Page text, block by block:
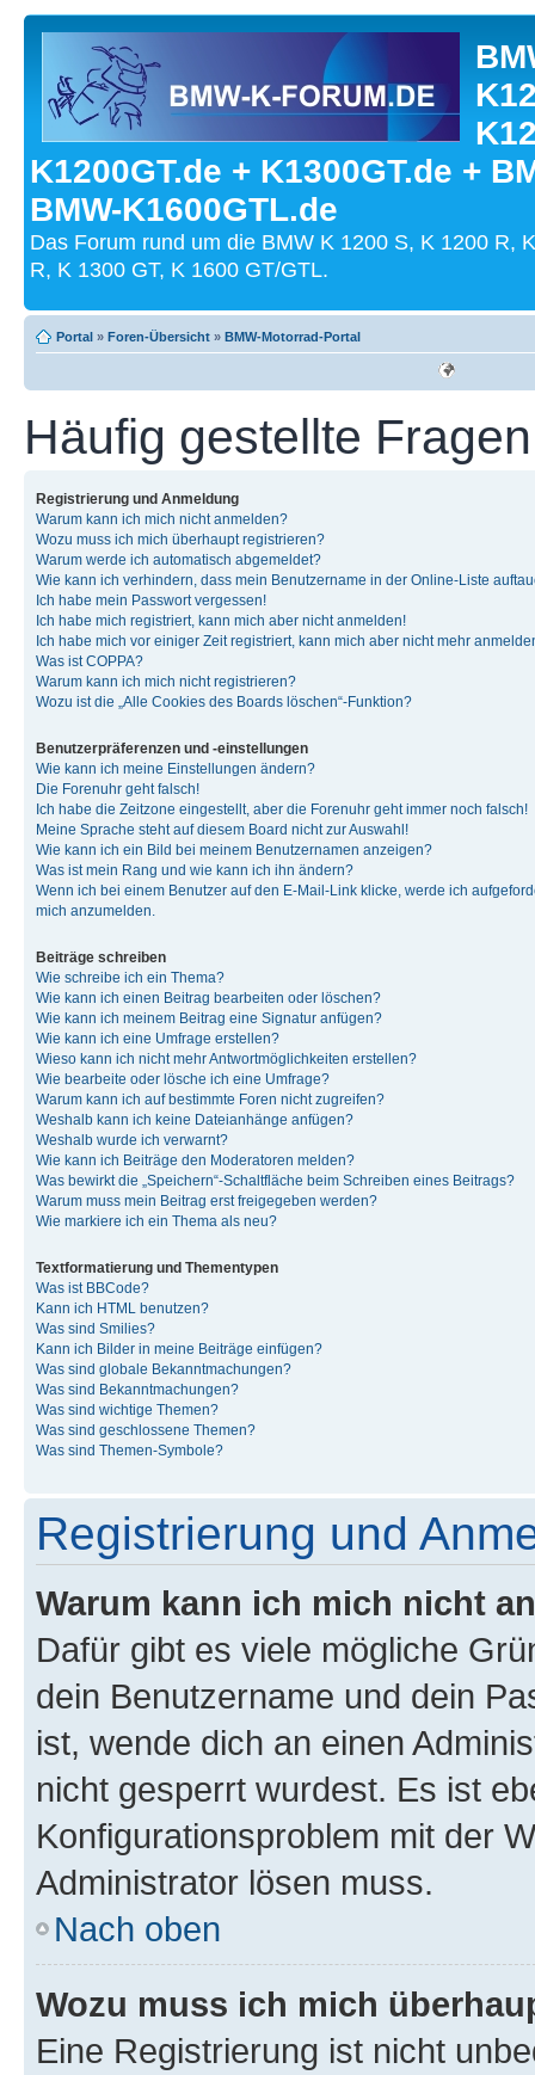
K1200GT.de + K1300GT.de +
BMW-K1600GTL.de
Das Forum rund um die BMW K 1200 S, K 1200 R,
R, K 1300 GT, K 1600 GT/GTL.
Portal » Foren-Übersicht » BMW-Motorrad-Portal
Häufig gestellte Fragen
Registrierung und Anmeldung
Warum kann ich mich nicht anmelden?
Wozu muss ich mich überhaupt registrieren?
Warum werde ich automatisch abgemeldet?
Wie kann ich verhindern, dass mein Benutzername in der Online-Liste
Ich habe mein Passwort vergessen!
Ich habe mich registriert, kann mich aber nicht anmelden!
Ich habe mich vor einiger Zeit registriert, kann mich aber nicht mehr
Was ist COPPA?
Warum kann ich mich nicht registrieren?
Wozu ist die „Alle Cookies des Boards löschen“-Funktion?
Benutzerpräferenzen und -einstellungen
Wie kann ich meine Einstellungen ändern?
Die Forenuhr geht falsch!
Ich habe die Zeitzone eingestellt, aber die Forenuhr geht immer noch falsch!
Meine Sprache steht auf diesem Board nicht zur Auswahl!
Wie kann ich ein Bild bei meinem Benutzernamen anzeigen?
Was ist mein Rang und wie kann ich ihn ändern?
Wenn ich bei einem Benutzer auf den E-Mail-Link klicke, werde ich
mich anzumelden.
Beiträge schreiben
Wie schreibe ich ein Thema?
Wie kann ich einen Beitrag bearbeiten oder löschen?
Wie kann ich meinem Beitrag eine Signatur anfügen?
Wie kann ich eine Umfrage erstellen?
Wieso kann ich nicht mehr Antwortmöglichkeiten erstellen?
Wie bearbeite oder lösche ich eine Umfrage?
Warum kann ich auf bestimmte Foren nicht zugreifen?
Weshalb kann ich keine Dateianhänge anfügen?
Weshalb wurde ich verwarnt?
Wie kann ich Beiträge den Moderatoren melden?
Was bewirkt die „Speichern“-Schaltfläche beim Schreiben eines Beitrags?
Warum muss mein Beitrag erst freigegeben werden?
Wie markiere ich ein Thema als neu?
Textformatierung und Thementypen
Was ist BBCode?
Kann ich HTML benutzen?
Was sind Smilies?
Kann ich Bilder in meine Beiträge einfügen?
Was sind globale Bekanntmachungen?
Was sind Bekanntmachungen?
Was sind wichtige Themen?
Was sind geschlossene Themen?
Was sind Themen-Symbole?
Registrierung und
Warum kann ich mich nicht
Dafür gibt es viele mögliche
dein Benutzername und dein
ist, wende dich an einen
nicht gesperrt wurdest. Es ist
Konfigurationsproblem mit der
Administrator lösen muss.
Nach oben
Wozu muss ich mich
Eine Registrierung ist nicht